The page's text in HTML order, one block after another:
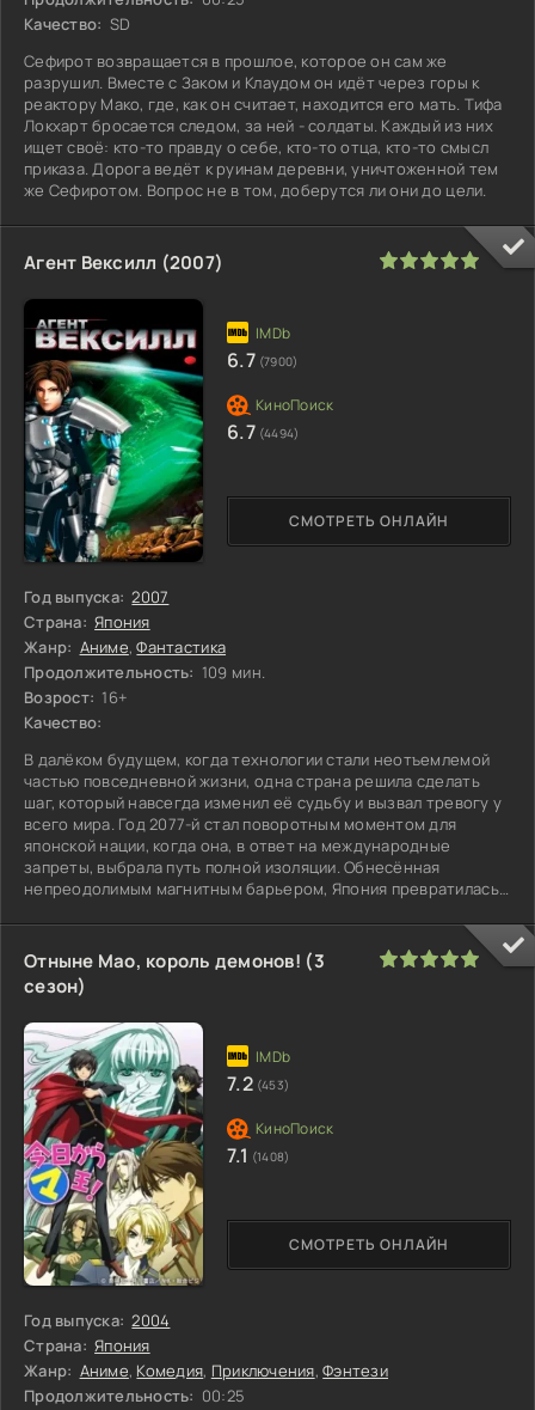
Качество: SD
Сефирот возвращается в прошлое, которое он сам же
разрушил. Вместе с Заком и Клаудом он идёт через горы к
реактору Мако, где, как он считает, находится его мать. Тифа
Локхарт бросается следом, за ней - солдаты. Каждый из них
ищет своё: кто-то правду о себе, кто-то отца, кто-то смысл
приказа. Дорога ведёт к руинам деревни, уничтоженной тем
же Сефиротом. Вопрос не в том, доберутся ли они до цели.
Агент Вексилл (2007)
Год выпуска: 2007
Страна: Япония
Жанр: Аниме,Фантастика
Продолжительность: 109 мин.
Возрост: 16+
Качество:
В далёком будущем, когда технологии стали неотъемлемой
частью повседневной жизни, одна страна решила сделать
шаг, который навсегда изменил её судьбу и вызвал тревогу у
всего мира. Год 2077-й стал поворотным моментом для
японской нации, когда она, в ответ на международные
запреты, выбрала путь полной изоляции. Обнесённая
непреодолимым магнитным барьером, Япония превратилась
СМОТРЕТЬ ОНЛАЙН
6.7 (7900)
6.7 (4494)
100
Отныне Мао, король демонов! (3
сезон)
Год выпуска: 2004
Страна: Япония
Жанр: Аниме, Комедия, Приключения,Фэнтези
Продолжительность: 00:25
СМОТРЕТЬ ОНЛАЙН
7.2 (453)
7.1 (1408)
100 1 2 3 4